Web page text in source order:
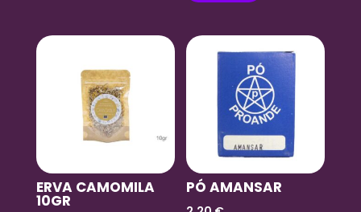
ERVA CAMOMILA
10GR
PÓ AMANSAR